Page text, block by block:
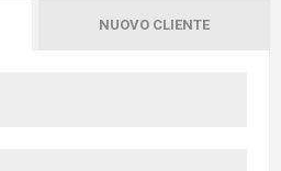
NUOVO CLIENTE